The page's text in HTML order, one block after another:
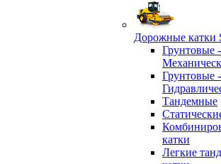
Дорожные катки
Грунтовые -
Грунтовые -
Тандемные
катки
Легкие